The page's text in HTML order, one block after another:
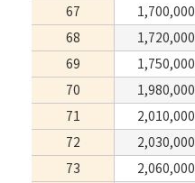
67
1,700,000
68
1,720,000
69
1,750,000
70
1,980,000
71
2,010,000
72
2,030,000
73
2,060,000